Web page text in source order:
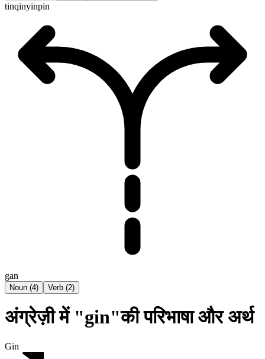
tinqinyinpin
gan
Noun (4) Verb (2)
अंग्रेज़ी में "gin"की परिभाषा और अर्थ
Gin